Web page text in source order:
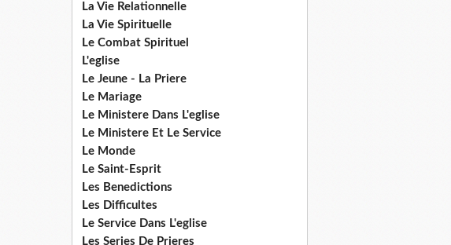
La Vie Relationnelle
La Vie Spirituelle
Le Combat Spirituel
L'eglise
Le Jeune - La Priere
Le Mariage
Le Ministere Dans L'eglise
Le Ministere Et Le Service
Le Monde
Le Saint-Esprit
Les Benedictions
Les Difficultes
Le Service Dans L'eglise
Les Series De Prieres